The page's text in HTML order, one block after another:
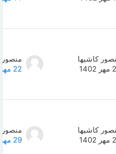
منصور کاشیها
22 مهر 1402
0
منصور کاشیها
29 مهر 1402
0